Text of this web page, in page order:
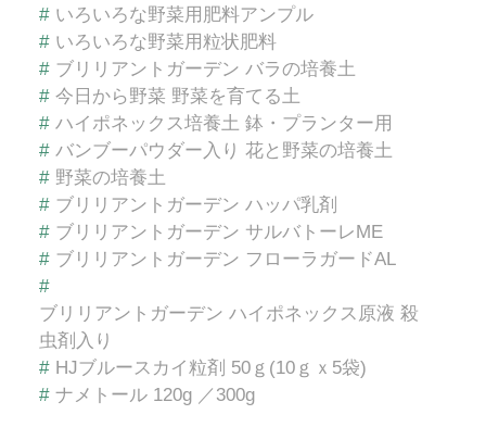
# いろいろな野菜用肥料アンプル
# いろいろな野菜用粒状肥料
# ブリリアントガーデン バラの培養土
# 今日から野菜 野菜を育てる土
# ハイポネックス培養土 鉢・プランター用
# バンブーパウダー入り 花と野菜の培養土
# 野菜の培養土
# ブリリアントガーデン ハッパ乳剤
# ブリリアントガーデン サルバトーレME
# ブリリアントガーデン フローラガードAL
#
ブリリアントガーデン ハイポネックス原液 殺
虫剤入り
# HJブルースカイ粒剤 50ｇ(10ｇｘ5袋)
# ナメトール 120g ／300g